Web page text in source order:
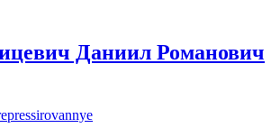
Даниил Романович